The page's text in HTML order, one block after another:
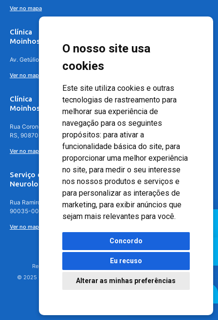
O nosso site usa
cookies
Este site utiliza cookies e outras
tecnologias de rastreamento para
melhorar sua experiência de
navegação para os seguintes
propósitos: para ativar a
funcionalidade básica do site, para
proporcionar uma melhor experiência
no site, para medir o seu interesse
nos nossos produtos e serviços e
para personalizar as interações de
marketing, para exibir anúncios que
sejam mais relevantes para você.
Concordo
Eu recuso
Alterar as minhas preferências
Ver no mapa
Clínica
Moinhos de Vento Canoas
Av. Getúlio Vargas, 4841 – Centro, Canoas – RS, 92010-010
Ver no mapa
Clínica
Moinhos de Vento - Teresópolis
Rua Coronel Aparício Borges, 250 - 3º andar - Teresópolis, Porto Alegre -
RS, 90870-016
Ver no mapa
Serviço de
Neurologia
Rua Ramiro Barcelos, 630 – 5º andar – Floresta, Porto Alegre – RS,
90035-001
Ver no mapa
Responsável Técnico: Dr. Luiz Antonio Nasi - CREMERS 11217
© 2025 - Hospital Moinhos de Vento - Registro Empresa (CRM-RS): 425